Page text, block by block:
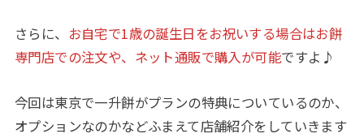
さらに、 お自宅で1歳の誕生日をお祝いする場合はお餅
専門店での注文や、ネット通販で購入が可能ですよ♪
今回は東京で一升餅がプランの特典についているのか、
オプションなのかなどふまえて店舗紹介をしていきます